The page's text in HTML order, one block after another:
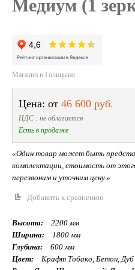
Медиум (1
Магазин в Голицыно
Цена: от 46 600 руб.
НДС : не облагается
Есть в продаже
«Один товар может быть
комплектации, стоимость от
перезвоним и уточним цену.»
Добавить к сравнению
Высота:
2200 мм
Ширина:
1800 мм
Глубина:
600 мм
Цвет:
Крафт Тобако, Бетон, Дуб